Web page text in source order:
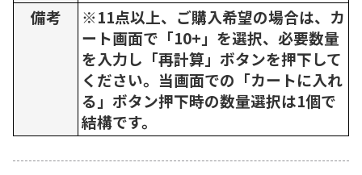
備考
※11点以上、ご購入希望の場合は、カ
ート画面で「10+」を選択、必要数量
を入力し「再計算」ボタンを押下して
ください。当画面での「カートに入れ
る」ボタン押下時の数量選択は1個で
結構です。